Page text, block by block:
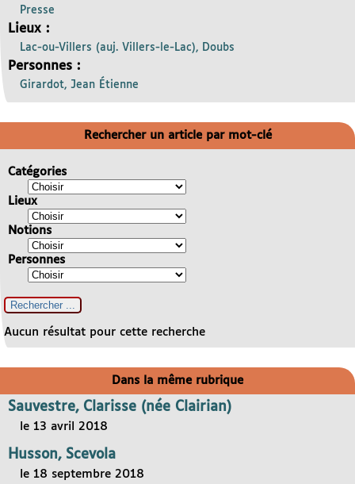
Presse
Lieux :
Lac-ou-Villers (auj. Villers-le-Lac), Doubs
Personnes :
Girardot, Jean Étienne
Rechercher un article par mot-clé
Catégories
Lieux
Notions
Personnes
Aucun résultat pour cette recherche
Dans la même rubrique
Sauvestre, Clarisse (née Clairian)
le 13 avril 2018
Husson, Scevola
le 18 septembre 2018